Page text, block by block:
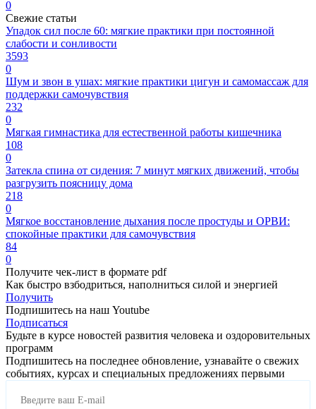
0
Свежие статьи
Упадок сил после 60: мягкие практики при постоянной
слабости и сонливости
3593
0
Шум и звон в ушах: мягкие практики цигун и самомассаж для
поддержки самочувствия
232
0
Мягкая гимнастика для естественной работы кишечника
108
0
Затекла спина от сидения: 7 минут мягких движений, чтобы
разгрузить поясницу дома
218
0
Мягкое восстановление дыхания после простуды и ОРВИ:
спокойные практики для самочувствия
84
0
Получите чек-лист в формате pdf
Как быстро взбодриться, наполниться силой и энергией
Получить
Подпишитесь на наш Youtube
Подписаться
Будьте в курсе новостей развития человека и оздоровительных
программ
Подпишитесь на последнее обновление, узнавайте о свежих
событиях, курсах и специальных предложениях первыми